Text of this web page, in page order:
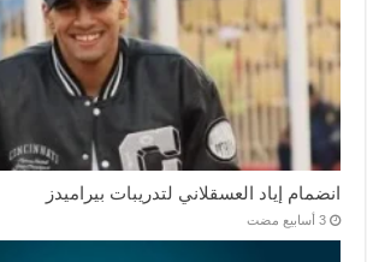
انضمام إياد العسقلاني لتدريبات بيراميدز
‏3 أسابيع مضت